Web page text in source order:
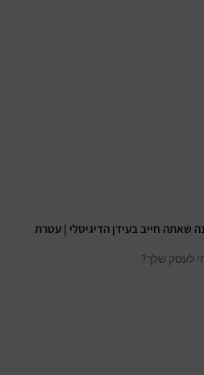
שאתה חייב בעידן הדיגיטלי | עטרת
לעסק שלך?